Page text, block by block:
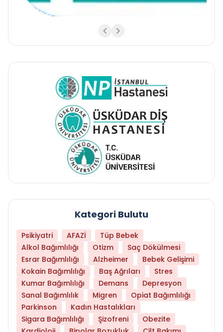
Kategori Bulutu
Psikiyatri AFAZİ
Tüp Bebek
Alkol Bağımlılığı
Otizm
Saç Dökülmesi
Esrar Bağımlılığı
Alzheimer
Bebek Gelişimi
Kokain Bağımlılığı
Baş Ağrıları
Stres
Kumar Bağımlılığı
Demans
Depresyon
Sanal Bağımlılık
Migren
Opiat Bağımlılığı
Parkinson
Kadın Hastalıkları
Sigara Bağımlılığı
Şizofreni
Obezite